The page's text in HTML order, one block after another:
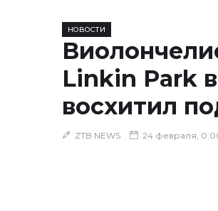
НОВОСТИ
Linkin Park
восхитил
ZTB NEWS 24 февраля,